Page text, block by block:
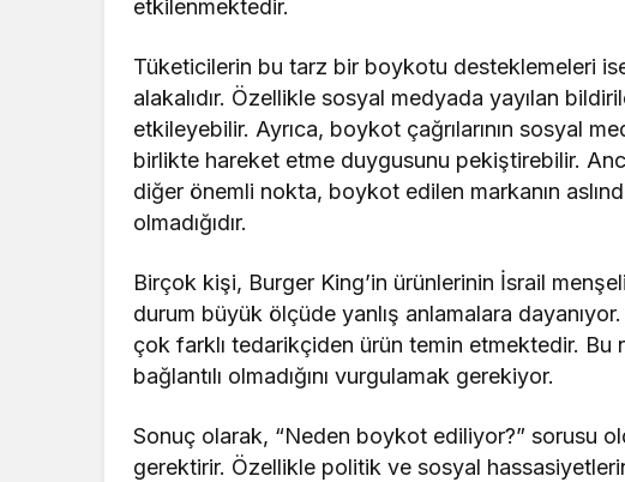
etkilenmektedir.
Tüketicilerin bu tarz bir boykotu desteklemeleri
alakalıdır. Özellikle sosyal medyada yayılan
etkileyebilir. Ayrıca, boykot çağrılarının sosyal
birlikte hareket etme duygusunu pekiştirebilir.
diğer önemli nokta, boykot edilen markanın
olmadığıdır.
Birçok kişi, Burger King’in ürünlerinin İsrail
durum büyük ölçüde yanlış anlamalara
çok farklı tedarikçiden ürün temin etmektedir. Bu
bağlantılı olmadığını vurgulamak gerekiyor.
Sonuç olarak, “Neden boykot ediliyor?” sorusu
gerektirir. Özellikle politik ve sosyal